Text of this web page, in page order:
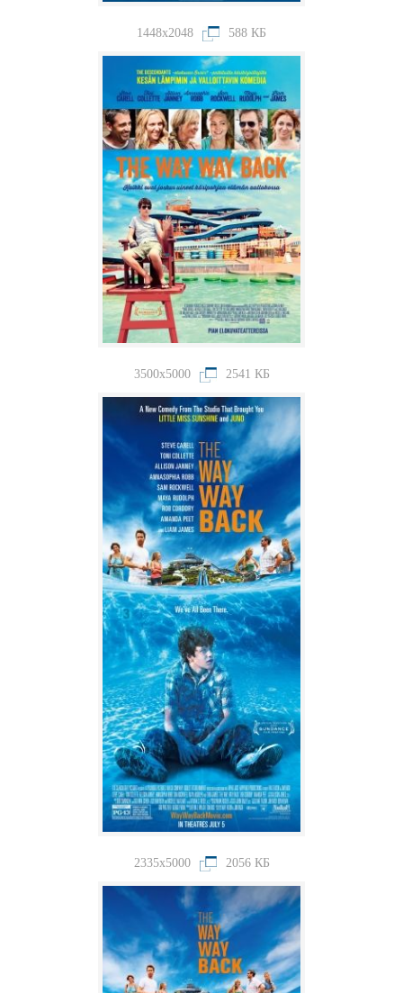
1448x2048 588 КБ
3500x5000 2541 КБ
2335x5000 2056 КБ